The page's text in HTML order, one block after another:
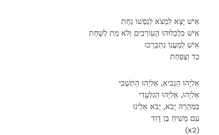
אִישׁ יָצָא לִמְצֹא לְנַפְשׁוֹ נַחַת
אִישׁ כִּלְכְּלוּהוּ הָעוֹרְבִים וְלֹא מֵת לַשַּׁחַת
אִישׁ לְמַעֲנוֹ נִתְבָּרְכוּ
כַּד וְצַפַּחַת
אֵלִיָהוּ הַנָבִיא, אֵלִיָהוּ הַתִּשְׁבִּי
אֵלִיָהוּ, אֵלִיָהוּ הַגִלְעָדִי
בִּמְהֵרָה יָבֹא, יָבֹא אֵלֵינוּ
עִם מָשִׁיחַ בֶּן דָוִד
(x2)